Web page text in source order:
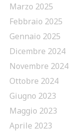
Marzo 2025
Febbraio 2025
Gennaio 2025
Dicembre 2024
Novembre 2024
Ottobre 2024
Giugno 2023
Maggio 2023
Aprile 2023